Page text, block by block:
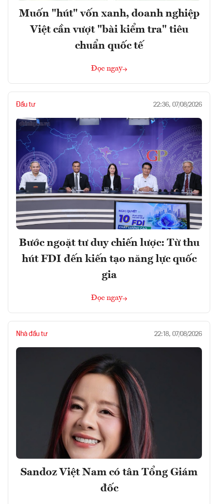
Muốn "hút" vốn xanh, doanh nghiệp
Việt cần vượt "bài kiểm tra" tiêu
chuẩn quốc tế
Đọc ngay
Đầu tư 22:36, 07/08/2026
Bước ngoặt tư duy chiến lược: Từ thu
hút FDI đến kiến tạo năng lực quốc
gia
Đọc ngay
Nhà đầu tư 22:18, 07/08/2026
Sandoz Việt Nam có tân Tổng Giám
đốc